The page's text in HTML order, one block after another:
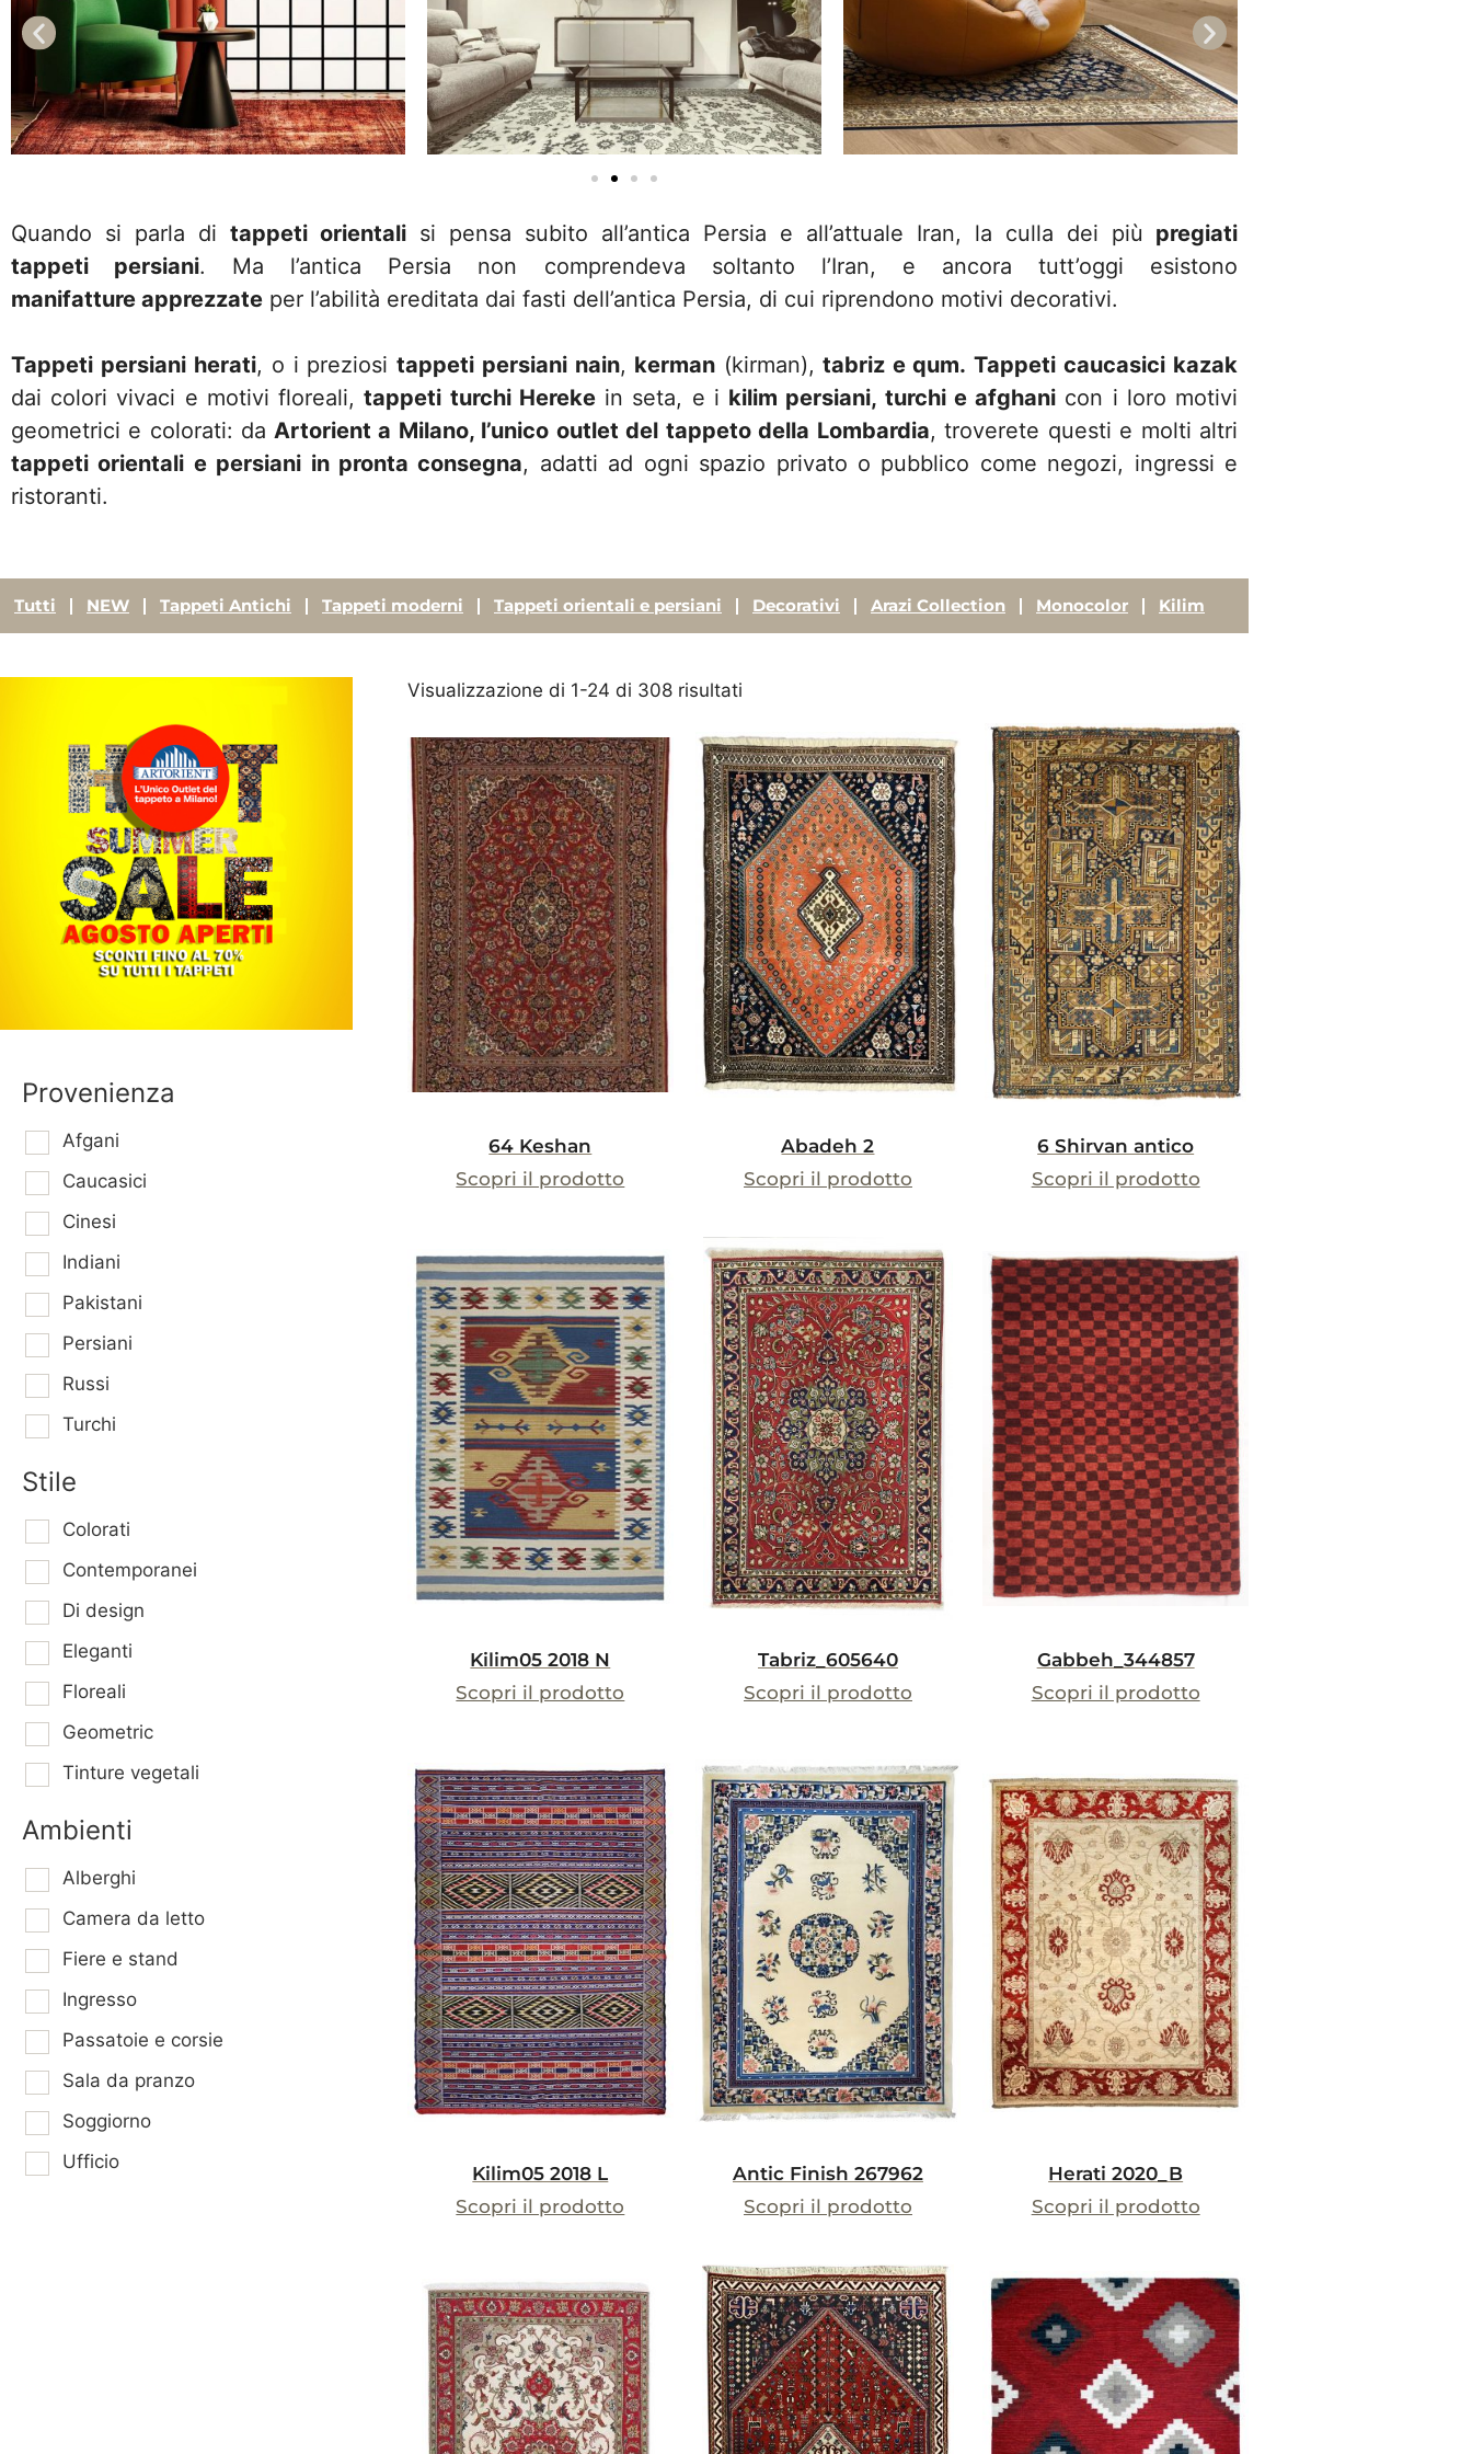
Quando si parla di tappeti orientali si pensa subito all’antica Persia e all’attuale Iran, la culla dei più pregiati
tappeti persiani. Ma l’antica Persia non comprendeva soltanto l’Iran, e ancora tutt’oggi esistono
manifatture apprezzate per l’abilità ereditata dai fasti dell’antica Persia, di cui riprendono motivi decorativi.
Tappeti persiani herati, o i preziositappeti persiani nain, kerman(kirman), tabriz e qum.Tappeti caucasici kazak
dai colori vivaci e motivi floreali,tappeti turchi Herekein seta, e i kilim persiani, turchi e afghani con i loro motivi
geometrici e colorati: da Artorient a Milano, l’unico outlet del tappeto della Lombardia, troverete questi e molti altri
tappeti orientali e persiani in pronta consegna, adatti ad ogni spazio privato o pubblico come negozi, ingressi e
ristoranti.
Tutti NEW Tappeti Antichi Tappeti moderni Tappeti orientali e persiani Decorativi Arazi Collection Monocolor Kilim
Provenienza
Afgani
Caucasici
Cinesi
Indiani
Pakistani
Persiani
Russi
Turchi
Stile
Colorati
Contemporanei
Di design
Eleganti
Floreali
Geometric
Tinture vegetali
Ambienti
Alberghi
Camera da letto
Fiere e stand
Ingresso
Passatoie e corsie
Sala da pranzo
Soggiorno
Ufficio
Visualizzazione di 1-24 di 308 risultati
64 Keshan
Scopri il prodotto
Abadeh 2
Scopri il prodotto
6 Shirvan antico
Scopri il prodotto
Kilim05 2018 N
Scopri il prodotto
Tabriz_605640
Scopri il prodotto
Gabbeh_344857
Scopri il prodotto
Kilim05 2018 L
Scopri il prodotto
Antic Finish 267962
Scopri il prodotto
Herati 2020_B
Scopri il prodotto